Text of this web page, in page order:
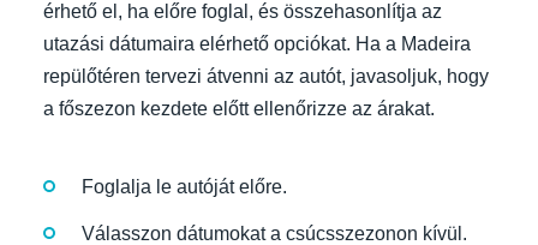
érhető el, ha előre foglal, és összehasonlítja az
utazási dátumaira elérhető opciókat. Ha a Madeira
repülőtéren tervezi átvenni az autót, javasoljuk, hogy
a főszezon kezdete előtt ellenőrizze az árakat.
Foglalja le autóját előre.
Válasszon dátumokat a csúcsszezonon kívül.